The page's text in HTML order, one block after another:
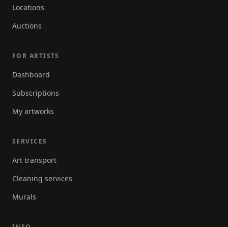
Locations
Auctions
FOR ARTISTS
Dashboard
Subscriptions
My artworks
SERVICES
Art transport
Cleaning services
Murals